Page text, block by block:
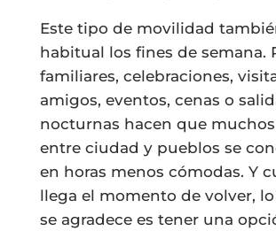
Este tipo de movilidad
habitual los fines de semana.
familiares, celebraciones,
amigos, eventos, cenas o
nocturnas hacen que
entre ciudad y pueblos se
en horas menos cómodas. Y
llega el momento de volver,
se agradece es tener una